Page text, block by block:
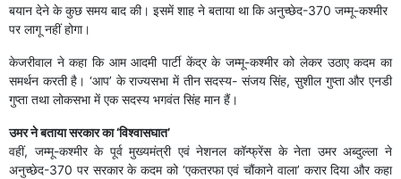
बयान देने के कुछ समय बाद की। इसमें शाह ने बताया था कि अनुच्छेद-370 जम्मू-कश्मीर
पर लागू नहीं होगा।
केजरीवाल ने कहा कि आम आदमी पार्टी केंद्र के जम्मू-कश्मीर को लेकर उठाए कदम का
समर्थन करती है। ‘आप’ के राज्यसभा में तीन सदस्य- संजय सिंह, सुशील गुप्ता और एनडी
गुप्ता तथा लोकसभा में एक सदस्य भगवंत सिंह मान हैं।
उमर ने बताया ​सरकार का ‘विश्वासघात’
वहीं, जम्मू-कश्मीर के पूर्व मुख्यमंत्री एवं नेशनल कॉन्फ्रेंस के नेता उमर अब्दुल्ला ने
अनुच्छेद-370 पर सरकार के कदम को ‘एकतरफा एवं चौंकाने वाला’ करार दिया और कहा